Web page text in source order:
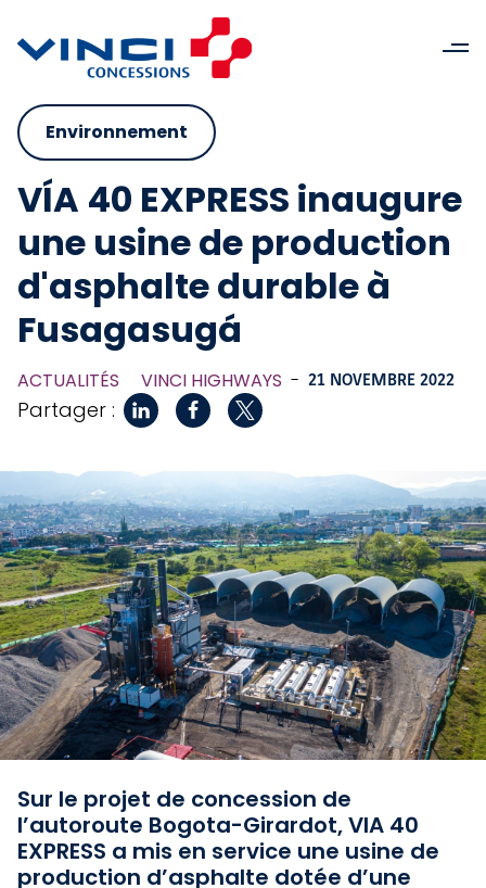
Environnement
VÍA 40 EXPRESS inaugure
une usine de production
d'asphalte durable à
Fusagasugá
ACTUALITÉS VINCI HIGHWAYS - 21 NOVEMBRE 2022
Partager :
Sur le projet de concession de
l’autoroute Bogota-Girardot, VIA 40
EXPRESS a mis en service une usine de
production d’asphalte dotée d’une